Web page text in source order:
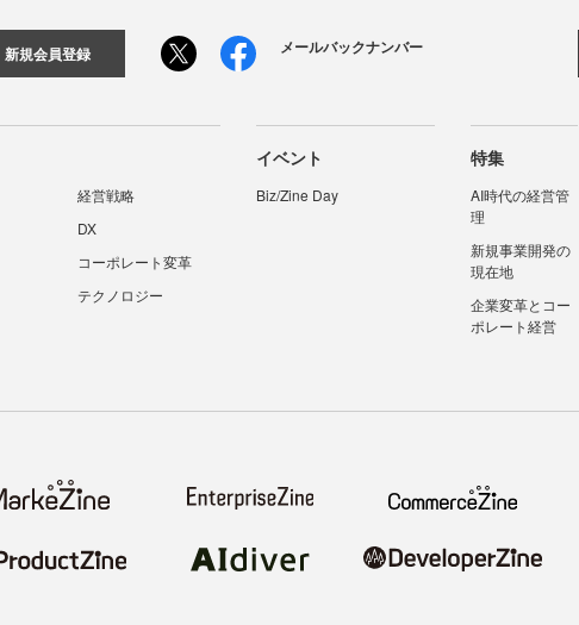
新規会員登録 メールバックナンバー
経営戦略
DX
コーポレート変革
テクノロジー
イベント
Biz/Zine Day
特集
AI時代の経営管
理
新規事業開発の
現在地
企業変革とコー
ポレート経営